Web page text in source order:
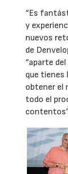
“Es
y
nuevos
de
“aparte
que tienes
obtener el
todo el